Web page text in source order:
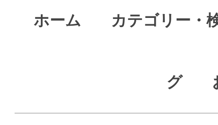
ホーム カテゴリー・
グ